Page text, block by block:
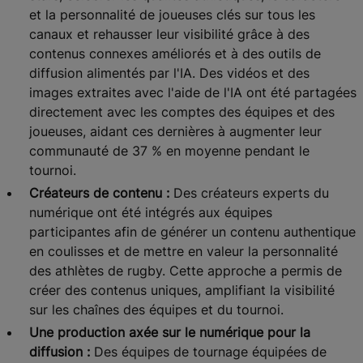
et la personnalité de joueuses clés sur tous les
canaux et rehausser leur visibilité grâce à des
contenus connexes améliorés et à des outils de
diffusion alimentés par l'IA. Des vidéos et des
images extraites avec l'aide de l'IA ont été partagées
directement avec les comptes des équipes et des
joueuses, aidant ces dernières à augmenter leur
communauté de 37 % en moyenne pendant le
tournoi.
Créateurs de contenu :Des créateurs experts du
numérique ont été intégrés aux équipes
participantes afin de générer un contenu authentique
en coulisses et de mettre en valeur la personnalité
des athlètes de rugby. Cette approche a permis de
créer des contenus uniques, amplifiant la visibilité
sur les chaînes des équipes et du tournoi.
Une production axée sur le numérique pour la
diffusion :Des équipes de tournage équipées de